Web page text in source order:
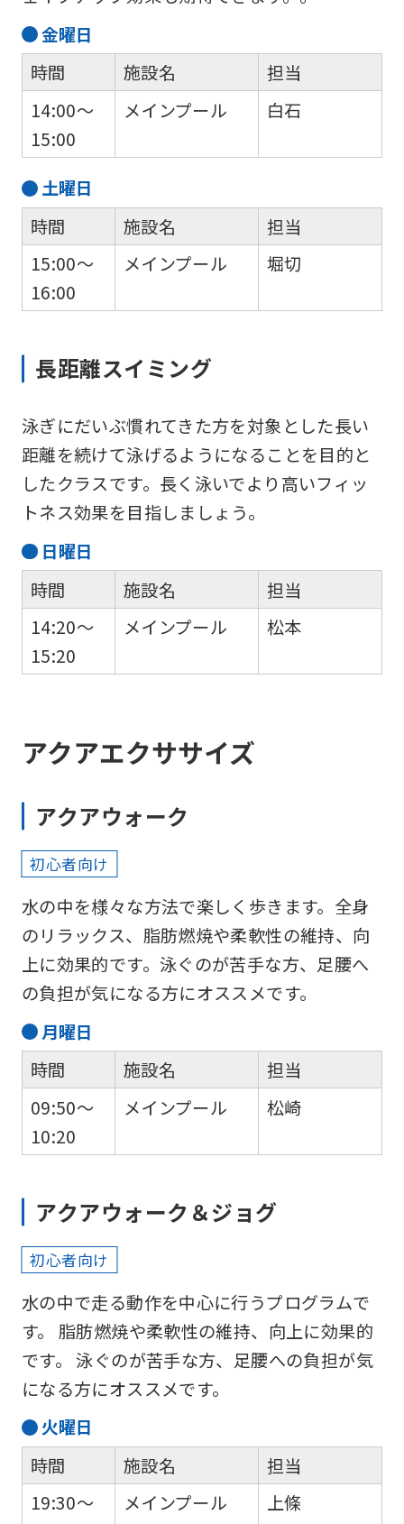
金曜日
時間
14:00～
15:00
施設名
メインプール
担当
白石
土曜日
時間
15:00～
16:00
施設名
メインプール
担当
堀切
長距離スイミング
泳ぎにだいぶ慣れてきた方を対象とした長い
距離を続けて泳げるようになることを目的と
したクラスです。長く泳いでより高いフィッ
トネス効果を目指しましょう。
日曜日
時間
14:20～
15:20
施設名
メインプール
担当
松本
アクアエクササイズ
アクアウォーク
初心者向け
水の中を様々な方法で楽しく歩きます。全身
のリラックス、脂肪燃焼や柔軟性の維持、向
上に効果的です。泳ぐのが苦手な方、足腰へ
の負担が気になる方にオススメです。
月曜日
時間
09:50～
10:20
施設名
メインプール
担当
松崎
アクアウォーク＆ジョグ
初心者向け
水の中で走る動作を中心に行うプログラムで
す。 脂肪燃焼や柔軟性の維持、向上に効果的
です。 泳ぐのが苦手な方、足腰への負担が気
になる方にオススメです。
火曜日
時間
19:30～
施設名
メインプール
担当
上條
Sports
official
website
is
translated
into
English.
link
below
translation)
to
return
to
page.
However,